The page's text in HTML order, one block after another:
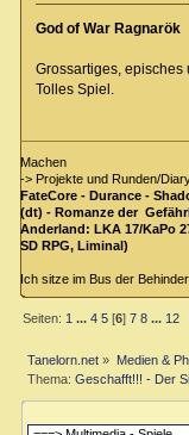
God of War Ragnarök
Grossartiges,
Tolles Spiel.
Machen
-> Projekte und Runden/
FateCore - Durance -
(dt) - Romanze der
Anderland: LKA 17/KaPo
SD RPG, Liminal)
Ich sitze im Bus der
Seiten: 1 ...4 5 [6]7 8 ... 12
Tanelorn.net » Medien &
Thema:Geschafft!!! - Der